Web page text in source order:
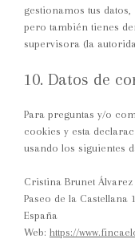
gestionamos tus
pero también tienes
supervisora (la
10. Datos de
Para preguntas y/o
cookies y esta
usando los siguientes
Cristina Brunet
Paseo de la Castellana
España
Web: https://